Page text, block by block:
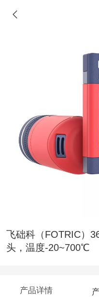
飞础科（FOTRIC）
头，温度-20~700℃
产品详情